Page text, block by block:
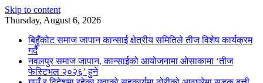
Skip to content
Thursday, August 6, 2026
बिहुँकोट समाज जापान कान्साई क्षेत्रीय समितिले तीज विशेष कार्यक्रम
गर्दै
नवलपुर समाज जापान, कान्साईको आयोजनामा ओसाकामा ‘तीज
फेस्टिभल २०२६’ हुने